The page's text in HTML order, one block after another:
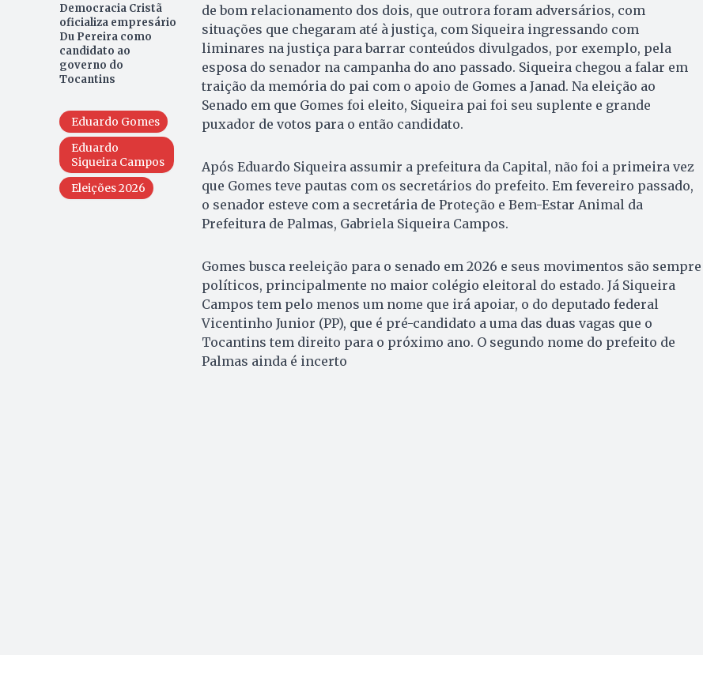
Democracia Cristã
oficializa empresário
Du Pereira como
candidato ao
governo do
Tocantins
Eduardo Gomes
Eduardo
Siqueira Campos
Eleições 2026
de bom relacionamento dos dois, que outrora foram adversários, com
situações que chegaram até à justiça, com Siqueira ingressando com
liminares na justiça para barrar conteúdos divulgados, por exemplo, pela
esposa do senador na campanha do ano passado. Siqueira chegou a falar em
traição da memória do pai com o apoio de Gomes a Janad. Na eleição ao
Senado em que Gomes foi eleito, Siqueira pai foi seu suplente e grande
puxador de votos para o então candidato.
Após Eduardo Siqueira assumir a prefeitura da Capital, não foi a primeira vez
que Gomes teve pautas com os secretários do prefeito. Em fevereiro passado,
o senador esteve com a secretária de Proteção e Bem-Estar Animal da
Prefeitura de Palmas, Gabriela Siqueira Campos.
Gomes busca reeleição para o senado em 2026 e seus movimentos são sempre
políticos, principalmente no maior colégio eleitoral do estado. Já Siqueira
Campos tem pelo menos um nome que irá apoiar, o do deputado federal
Vicentinho Junior (PP), que é pré-candidato a uma das duas vagas que o
Tocantins tem direito para o próximo ano. O segundo nome do prefeito de
Palmas ainda é incerto